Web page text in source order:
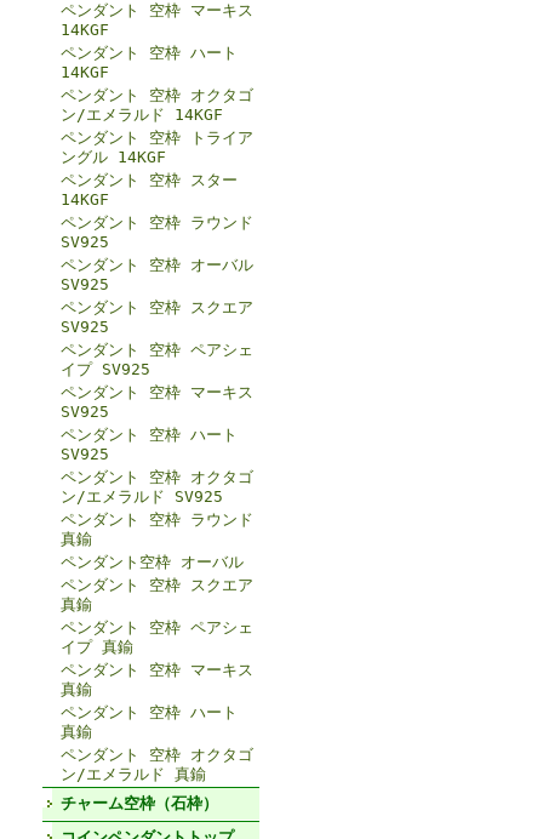
ペンダント 空枠 マーキス
14KGF
ペンダント 空枠 ハート
14KGF
ペンダント 空枠 オクタゴ
ン/エメラルド 14KGF
ペンダント 空枠 トライア
ングル 14KGF
ペンダント 空枠 スター
14KGF
ペンダント 空枠 ラウンド
SV925
ペンダント 空枠 オーバル
SV925
ペンダント 空枠 スクエア
SV925
ペンダント 空枠 ペアシェ
イプ SV925
ペンダント 空枠 マーキス
SV925
ペンダント 空枠 ハート
SV925
ペンダント 空枠 オクタゴ
ン/エメラルド SV925
ペンダント 空枠 ラウンド
真鍮
ペンダント空枠 オーバル
ペンダント 空枠 スクエア
真鍮
ペンダント 空枠 ペアシェ
イプ 真鍮
ペンダント 空枠 マーキス
真鍮
ペンダント 空枠 ハート
真鍮
ペンダント 空枠 オクタゴ
ン/エメラルド 真鍮
チャーム空枠（石枠）